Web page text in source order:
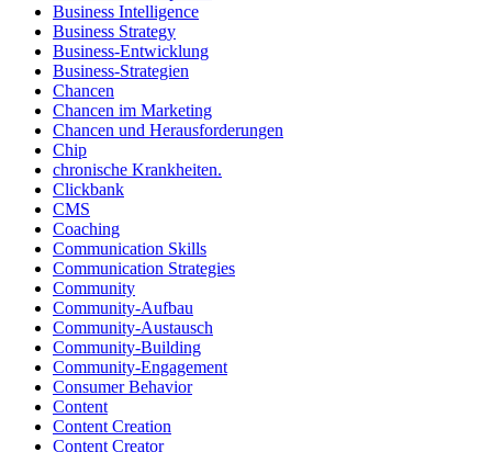
Business Intelligence
Business Strategy
Business-Entwicklung
Business-Strategien
Chancen
Chancen im Marketing
Chancen und Herausforderungen
Chip
chronische Krankheiten.
Clickbank
CMS
Coaching
Communication Skills
Communication Strategies
Community
Community-Aufbau
Community-Austausch
Community-Building
Community-Engagement
Consumer Behavior
Content
Content Creation
Content Creator